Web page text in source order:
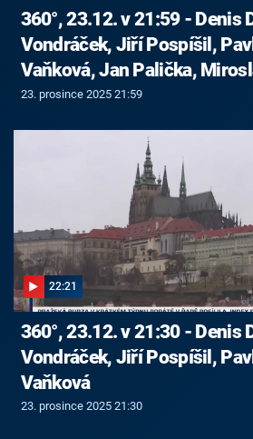
360°, 23.12. v 21:59 - Denis
Vondráček, Jiří Pospíšil,
Vaňková, Jan Palička,
23. prosince 2025 21:59
22:21
360°, 23.12. v 21:30 - Denis
Vondráček, Jiří Pospíšil,
Vaňková
23. prosince 2025 21:30